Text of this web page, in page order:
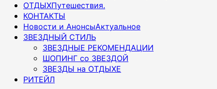
ОТДЫХПутешествия.
КОНТАКТЫ
Новости и АнонсыАктуальное
ЗВЕЗДНЫЙ СТИЛЬ
ЗВЕЗДНЫЕ РЕКОМЕНДАЦИИ
ШОПИНГ со ЗВЕЗДОЙ
ЗВЕЗДЫ на ОТДЫХЕ
РИТЕЙЛ